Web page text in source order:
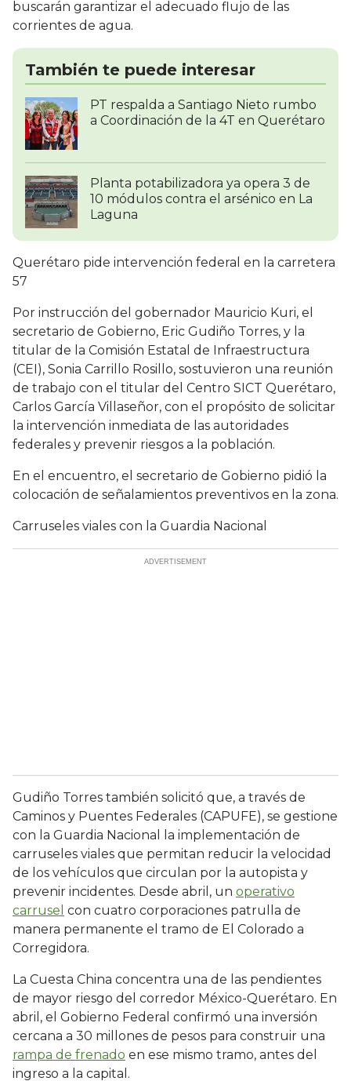
buscarán garantizar el adecuado flujo de las
corrientes de agua.
También te puede interesar
PT respalda a Santiago Nieto rumbo
a Coordinación de la 4T en Querétaro
Planta potabilizadora ya opera 3 de
10 módulos contra el arsénico en La
Laguna
Querétaro pide intervención federal en la carretera
57
Por instrucción del gobernador Mauricio Kuri, el
secretario de Gobierno, Eric Gudiño Torres, y la
titular de la Comisión Estatal de Infraestructura
(CEI), Sonia Carrillo Rosillo, sostuvieron una reunión
de trabajo con el titular del Centro SICT Querétaro,
Carlos García Villaseñor, con el propósito de solicitar
la intervención inmediata de las autoridades
federales y prevenir riesgos a la población.
En el encuentro, el secretario de Gobierno pidió la
colocación de señalamientos preventivos en la zona.
Carruseles viales con la Guardia Nacional
Gudiño Torres también solicitó que, a través de
Caminos y Puentes Federales (CAPUFE), se gestione
con la Guardia Nacional la implementación de
carruseles viales que permitan reducir la velocidad
de los vehículos que circulan por la autopista y
prevenir incidentes. Desde abril, un operativo
carrusel con cuatro corporaciones patrulla de
manera permanente el tramo de El Colorado a
Corregidora.
La Cuesta China concentra una de las pendientes
de mayor riesgo del corredor México-Querétaro. En
abril, el Gobierno Federal confirmó una inversión
cercana a 30 millones de pesos para construir una
rampa de frenado en ese mismo tramo, antes del
ingreso a la capital.